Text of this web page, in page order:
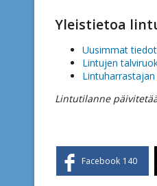
Yleistietoa
Uusimmat
Lintujen
Lintuharrastajan
Lintutilanne
Facebook 140